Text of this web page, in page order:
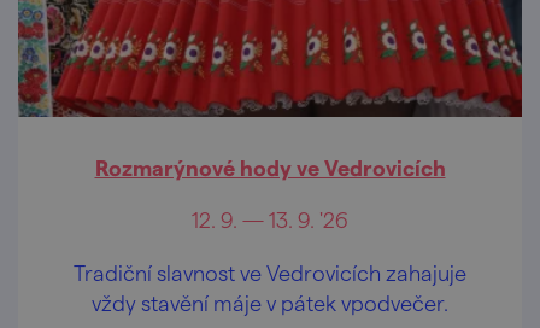
Rozmarýnové hody ve Vedrovicích
12. 9. — 13. 9. '26
Tradiční slavnost ve Vedrovicích zahajuje
vždy stavění máje v pátek vpodvečer.